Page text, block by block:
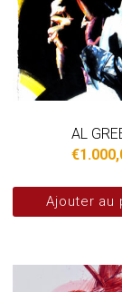
AL
€
Ajouter au